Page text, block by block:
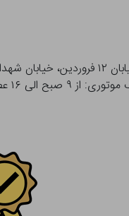
ها تا ۱۲
بصورت حضوری از آدرس تحویل حضوری سفارش خود را بدون هیچ هزینه ای تحویل بگیرید.